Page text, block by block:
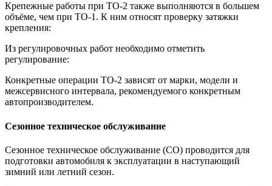
Крепежные работы при ТО-2 также выполняются в большем
объёме, чем при ТО-1. К ним относят проверку затяжки
крепления:
Из регулировочных работ необходимо отметить
регулирование:
Конкретные операции ТО-2 зависят от марки, модели и
межсервисного интервала, рекомендуемого конкретным
автопроизводителем.
Сезонное техническое обслуживание
Сезонное техническое обслуживание (СО) проводится для
подготовки автомобиля к эксплуатации в наступающий
зимний или летний сезон.